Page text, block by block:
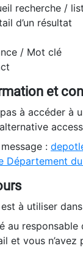
recherche /
d’un résultat
/ Mot clé
et
pas à accéder
:
Département
à utiliser
au
et vous